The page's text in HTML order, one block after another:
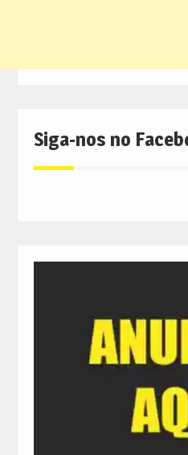
Siga-nos no